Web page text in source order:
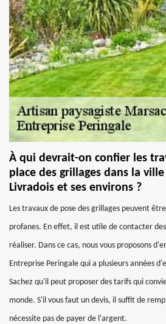
À qui devrait-on confier les
place des grillages dans la
Livradois et ses environs ?
Les travaux de pose des grillages peuvent
profanes. En effet, il est utile de contacter
réaliser. Dans ce cas, nous vous proposons
Entreprise Peringale qui a plusieurs années
Sachez qu'il peut proposer des tarifs qui
monde. S'il vous faut un devis, il suffit de
nécessite pas de payer de l'argent.